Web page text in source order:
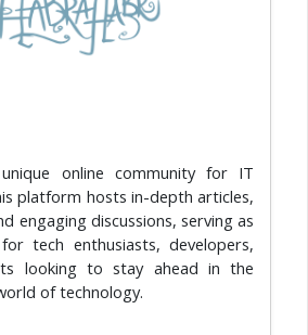
online community for IT
platform hosts in-depth articles,
engaging discussions, serving as
tech enthusiasts, developers,
looking to stay ahead in the
of technology.